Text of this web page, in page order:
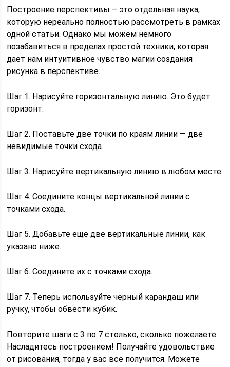
Построение перспективы – это отдельная наука,
которую нереально полностью рассмотреть в рамках
одной статьи. Однако мы можем немного
позабавиться в пределах простой техники, которая
дает нам интуитивное чувство магии создания
рисунка в перспективе.
Шаг 1. Нарисуйте горизонтальную линию. Это будет
горизонт.
Шаг 2. Поставьте две точки по краям линии — две
невидимые точки схода.
Шаг 3. Нарисуйте вертикальную линию в любом месте.
Шаг 4. Соедините концы вертикальной линии с
точками схода.
Шаг 5. Добавьте еще две вертикальные линии, как
указано ниже.
Шаг 6. Соедините их с точками схода.
Шаг 7. Теперь используйте черный карандаш или
ручку, чтобы обвести кубик.
Повторите шаги с 3 по 7 столько, сколько пожелаете.
Насладитесь построением! Получайте удовольствие
от рисования, тогда у вас все получится. Можете